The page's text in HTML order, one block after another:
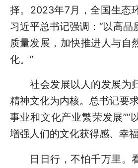
择。2023年7月，全国生态
习近平总书记强调：“以高品
质量发展，加快推进人与自
化。”
社会发展以人的发展为
精神文化为内核。总书记要
事业和文化产业繁荣发展”“
增强人们的文化获得感、幸福
日日行，不怕千万里。